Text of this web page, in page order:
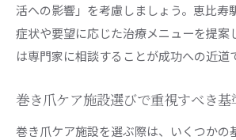
巻き爪プレート治療の効果と
巻き爪改善で再発を防ぐ生活
活への影響」を考慮しましょう。恵比寿
症状や要望に応じた治療メニューを提案
は専門家に相談することが成功への近道
巻き爪ケア施設選びで重視すべき基
巻き爪ケア施設を選ぶ際は、いくつかの